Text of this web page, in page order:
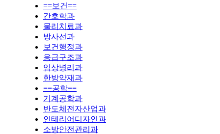
==보건==
간호학과
물리치료과
방사선과
보건행정과
응급구조과
임상병리과
한방약재과
==공학==
기계공학과
반도체전자산업과
인테리어디자인과
소방안전관리과